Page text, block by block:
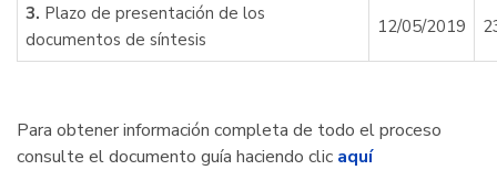
3. Plazo de presentación de los
documentos de síntesis
12/05/2019
Para obtener información completa de todo el proceso
consulte el documento guía haciendo clic aquí